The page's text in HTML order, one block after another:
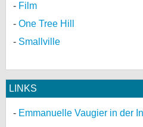
Film
One Tree Hill
Smallville
LINKS
Emmanuelle Vaugier in der